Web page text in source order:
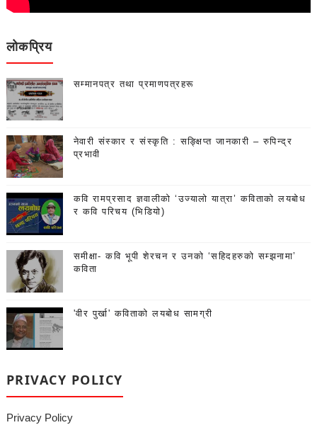
लोकप्रिय
सम्मानपत्र तथा प्रमाणपत्रहरू
नेवारी संस्कार र संस्कृति : सङ्क्षिप्त जानकारी – रुपिन्द्र
प्रभावी
कवि रामप्रसाद ज्ञवालीको ‘उज्यालो यात्रा’ कविताको लयबोध
र कवि परिचय (भिडियो)
समीक्षा- कवि भूपी शेरचन र उनको ‘सहिदहरुको सम्झनामा’
कविता
'वीर पुर्खा' कविताको लयबोध सामग्री
PRIVACY POLICY
Privacy Policy